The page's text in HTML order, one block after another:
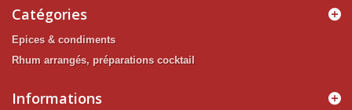
Catégories
Epices & condiments
Rhum arrangés, préparations cocktail
Informations